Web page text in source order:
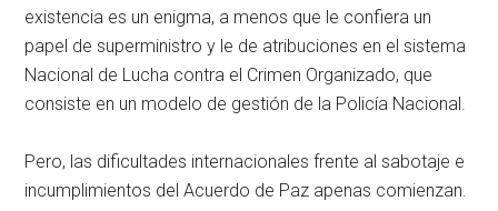
existencia es un enigma, a menos que le confiera un
papel de superministro y le de atribuciones en el sistema
Nacional de Lucha contra el Crimen Organizado, que
consiste en un modelo de gestión de la Policía Nacional.
Pero, las dificultades internacionales frente al sabotaje e
incumplimientos del Acuerdo de Paz apenas comienzan.